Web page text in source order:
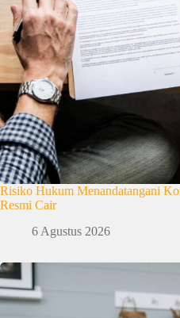
Risiko Hukum Menandatangani
Resmi Cair
6 Agustus 2026